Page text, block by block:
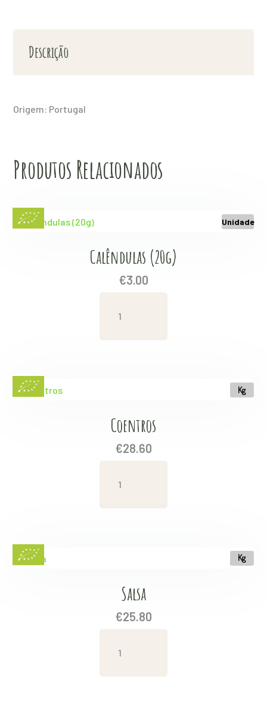
Descrição
Origem: Portugal
Produtos Relacionados
Unidade
Calêndulas (20g)
€3.00
(20g)
Kg
Coentros
€28.60
quantity
Kg
Salsa
€25.80
quantity